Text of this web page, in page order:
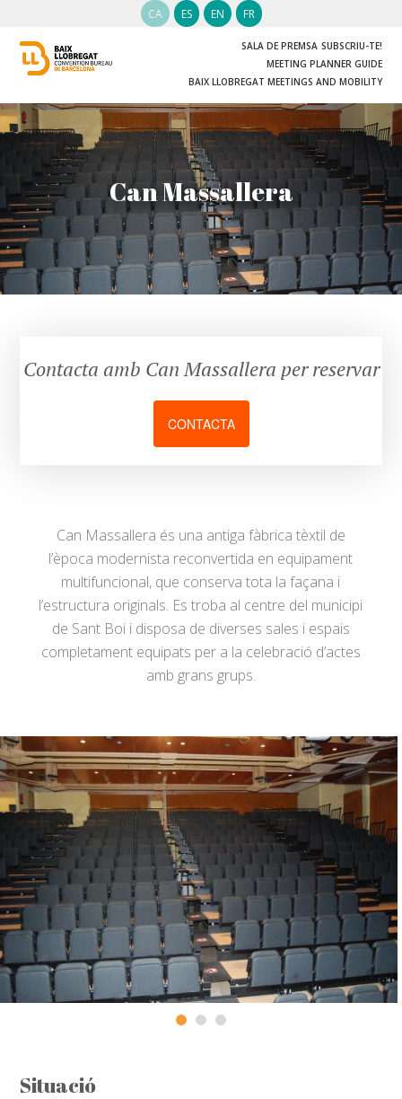
SALA DE PREMSA SUBSCRIU-TE!
MEETING PLANNER GUIDE
BAIX LLOBREGAT MEETINGS AND MOBILITY
CA ES EN FR
Can Massallera
Contacta amb Can Massallera per reservar
CONTACTA
Can Massallera és una antiga fàbrica tèxtil de
l’època modernista reconvertida en equipament
multifuncional, que conserva tota la façana i
l’estructura originals. Es troba al centre del municipi
de Sant Boi i disposa de diverses sales i espais
completament equipats per a la celebració d’actes
amb grans grups.
Situació